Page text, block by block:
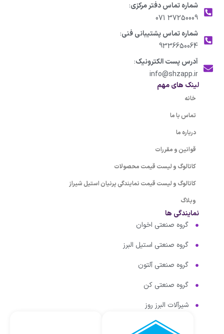
شماره تماس دفتر مرکزی:
37250009 071
شماره تماس پشتیبانی فنی:
9336650064
آدرس پست الکترونیک:
info@shzapp.ir
لینک های مهم
خانه
تماس با ما
درباره ما
قوانین و مقررات
کاتالوگ و لیست قیمت محصولات
کاتالوگ و لیست قیمت نمایندگی پرنیان استیل شیراز
وبلاگ
نمایندگی ها
گروه صنعتی اخوان
گروه صنعتی استیل البرز
گروه صنعتی آلتون
گروه صنعتی کن
شیرآلات البرز روز